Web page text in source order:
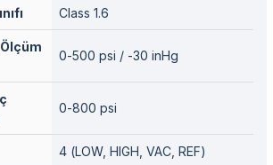
Class 1.6
0-500 psi / -30 inHg
0-800 psi
4 (LOW, HIGH, VAC, REF)